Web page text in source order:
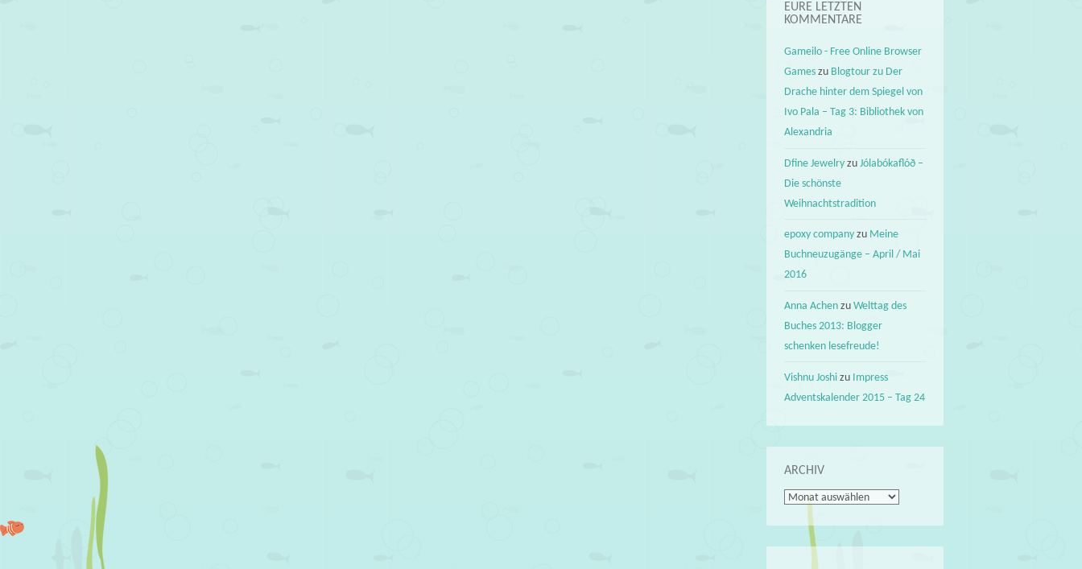
EURE LETZTEN
KOMMENTARE
Gameilo - Free Online Browser
Games zu Blogtour zu Der
Drache hinter dem Spiegel von
Ivo Pala – Tag 3: Bibliothek von
Alexandria
Dfine Jewelry zuJólabókaflóð –
Die schönste
Weihnachtstradition
epoxy company zu Meine
Buchneuzugänge – April / Mai
2016
Anna Achen zuWelttag des
Buches 2013: Blogger
schenken lesefreude!
Vishnu Joshi zu Impress
Adventskalender 2015 – Tag 24
ARCHIV
Archiv